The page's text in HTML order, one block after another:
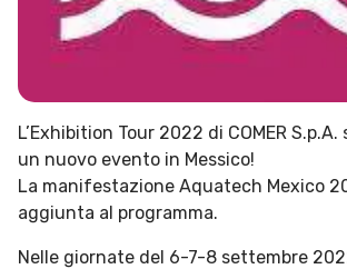
L’Exhibition Tour 2022 di COMER
un nuovo evento in Messico!
La manifestazione Aquatech Mexico
aggiunta al programma.
Nelle giornate del 6-7-8 settembre